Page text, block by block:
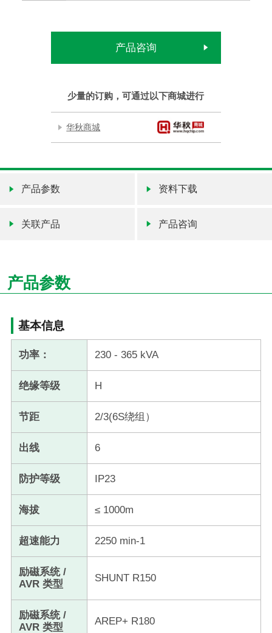
产品咨询
少量的订购，可通过以下商城进行
华秋商城
产品参数 资料下载
关联产品 产品咨询
产品参数
基本信息
功率： 230 - 365 kVA
绝缘等级 H
节距 2/3(6S绕组）
出线 6
防护等级 IP23
海拔 ≤ 1000m
超速能力 ​2250 min-1
励磁系统 /
AVR 类型
SHUNT R150
励磁系统 /
AVR 类型
AREP+ R180